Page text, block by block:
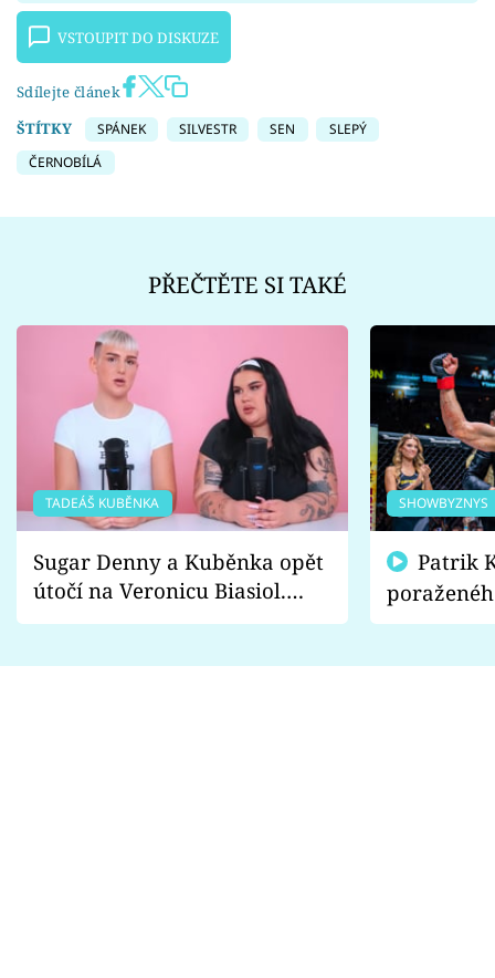
VSTOUPIT DO DISKUZE
Sdílejte článek
ŠTÍTKY
SPÁNEK SILVESTR SEN
SLEPÝ
ČERNOBÍLÁ
PŘEČTĚTE SI TAKÉ
TADEÁŠ KUBĚNKA
Sugar Denny a Kuběnka opět
útočí na Veronicu Biasiol.
Proč je podle nich falešná a
SHOWBYZNYS
fanoušci